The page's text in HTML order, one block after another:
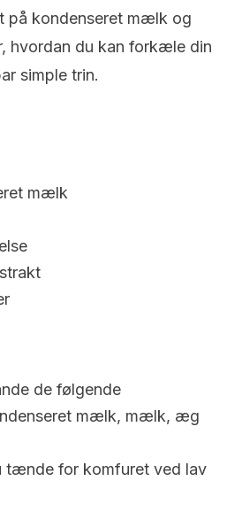
på kondenseret mælk og
hvordan du kan forkæle din
simple trin.
mælk
de følgende
mælk, mælk, æg
tænde for komfuret ved lav